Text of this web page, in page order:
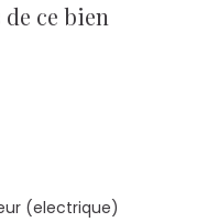
ce bien
(electrique)